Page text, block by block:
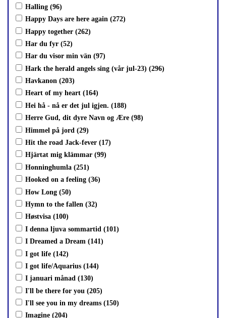
Halling (96)
Happy Days are here again (272)
Happy together (262)
Har du fyr (52)
Har du visor min vän (97)
Hark the herald angels sing (vår jul-23) (296)
Havkanon (203)
Heart of my heart (164)
Hei hå - nå er det jul igjen. (188)
Herre Gud, dit dyre Navn og Ære (98)
Himmel på jord (29)
Hit the road Jack-fever (17)
Hjärtat mig klämmar (99)
Honninghumla (251)
Hooked on a feeling (36)
How Long (50)
Hymn to the fallen (32)
Høstvisa (100)
I denna ljuva sommartid (101)
I Dreamed a Dream (141)
I got life (142)
I got life/Aquarius (144)
I januari månad (130)
I'll be there for you (205)
I'll see you in my dreams (150)
Imagine (204)